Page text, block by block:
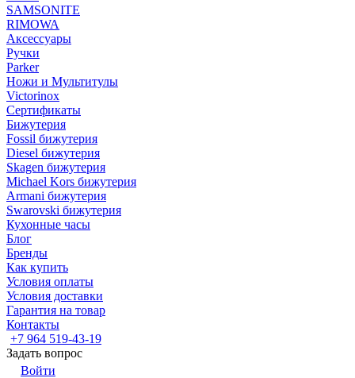
SAMSONITE
RIMOWA
Аксессуары
Ручки
Parker
Ножи и Мультитулы
Victorinox
Сертификаты
Бижутерия
Fossil бижутерия
Diesel бижутерия
Skagen бижутерия
Michael Kors бижутерия
Armani бижутерия
Swarovski бижутерия
Кухонные часы
Блог
Бренды
Как купить
Условия оплаты
Условия доставки
Гарантия на товар
Контакты
+7 964 519-43-19
Задать вопрос
Войти